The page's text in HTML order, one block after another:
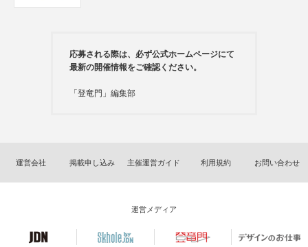
応募される際は、必ず公式ホームページにて
最新の開催情報をご確認ください。
「登竜門」編集部
運営会社 掲載申し込み 主催運営ガイド 利用規約 お問い合わせ
運営メディア